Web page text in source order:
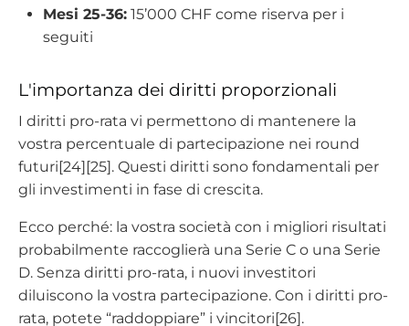
Mesi 25-36: 15’000 CHF come riserva per i
seguiti
L'importanza dei diritti proporzionali
I diritti pro-rata vi permettono di mantenere la
vostra percentuale di partecipazione nei round
futuri[24][25]. Questi diritti sono fondamentali per
gli investimenti in fase di crescita.
Ecco perché: la vostra società con i migliori risultati
probabilmente raccoglierà una Serie C o una Serie
D. Senza diritti pro-rata, i nuovi investitori
diluiscono la vostra partecipazione. Con i diritti pro-
rata, potete “raddoppiare” i vincitori[26].